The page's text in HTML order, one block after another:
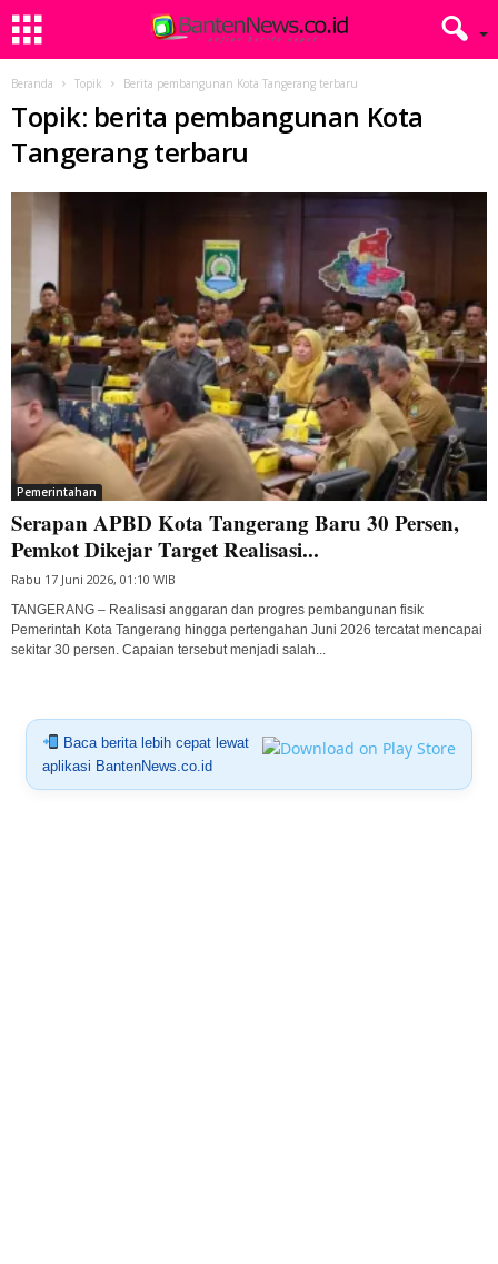
Beranda Topik Berita pembangunan Kota Tangerang terbaru
Topik: berita pembangunan Kota
Tangerang terbaru
Pemerintahan
Serapan APBD Kota Tangerang Baru 30 Persen,
Pemkot Dikejar Target Realisasi...
Rabu 17 Juni 2026, 01:10 WIB
TANGERANG – Realisasi anggaran dan progres pembangunan fisik
Pemerintah Kota Tangerang hingga pertengahan Juni 2026 tercatat mencapai
sekitar 30 persen. Capaian tersebut menjadi salah...
Baca berita lebih cepat lewat
aplikasi BantenNews.co.id